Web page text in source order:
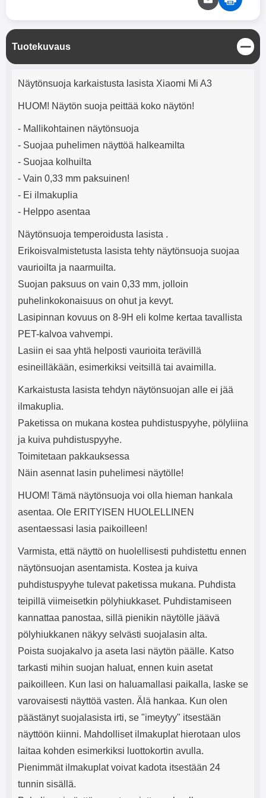
Input: AC100-240V 50/60Hz 0.8A
(15W) 9V/2.0A (18W) 12V/1.5
(18W) Type-C: 5V/3A (PD15W)
20.W Max Johdon pituus: 1 metri
Tuotekuvaus
S
u
l
Tuotekuvaus
Näytönsuoja karkaistusta lasista Xiaomi Mi A3
HUOM! Näytön suoja peittää koko näytön!
- Mallikohtainen näytönsuoja
- Suojaa puhelimen näyttöä halkeamilta
- Suojaa kolhuilta
- Vain 0,33 mm paksuinen!
- Ei ilmakuplia
- Helppo asentaa
Näytönsuoja temperoidusta lasista .
Erikoisvalmistetusta lasista tehty näytönsuoja suojaa
vaurioilta ja naarmuilta.
Suojan paksuus on vain 0,33 mm, jolloin
puhelinkokonaisuus on ohut ja kevyt.
Lasipinnan kovuus on 8-9H eli kolme kertaa tavallista
PET-kalvoa vahvempi.
Lasiin ei saa yhtä helposti vaurioita terävillä
esineilläkään, esimerkiksi veitsillä tai avaimilla.
Karkaistusta lasista tehdyn näytönsuojan alle ei jää
ilmakuplia.
Paketissa on mukana kostea puhdistuspyyhe, pölyliina
ja kuiva puhdistuspyyhe.
Toimitetaan pakkauksessa
Näin asennat lasin puhelimesi näytölle!
HUOM! Tämä näytönsuoja voi olla hieman hankala
asentaa. Ole ERITYISEN HUOLELLINEN
asentaessasi lasia paikoilleen!
Varmista, että näyttö on huolellisesti puhdistettu ennen
näytönsuojan asentamista. Kostea ja kuiva
puhdistuspyyhe tulevat paketissa mukana. Puhdista
teipillä viimeisetkin pölyhiukkaset. Puhdistamiseen
kannattaa panostaa, sillä pienikin näytölle jäävä
pölyhiukkanen näkyy selvästi suojalasin alta.
Poista suojakalvo ja aseta lasi näytön päälle. Katso
tarkasti mihin suojan haluat, ennen kuin asetat
paikoilleen. Kun lasi on haluamallasi paikalla, laske se
varovaisesti näyttöä vasten. Älä hankaa. Kun olen
päästänyt suojalasista irti, se "imeytyy" itsestään
näyttöön kiinni. Mahdolliset ilmakuplat hierotaan ulos
laitaa kohden esimerkiksi luottokortin avulla.
Pienimmät ilmakuplat voivat kadota itsestään 24
tunnin sisällä.